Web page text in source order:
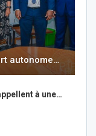
autonome…
à une…